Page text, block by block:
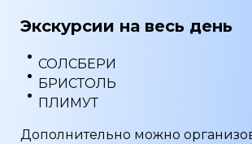
Экскурсии на весь день
СОЛСБЕРИ
БРИСТОЛЬ
ПЛИМУТ
Дополнительно можно